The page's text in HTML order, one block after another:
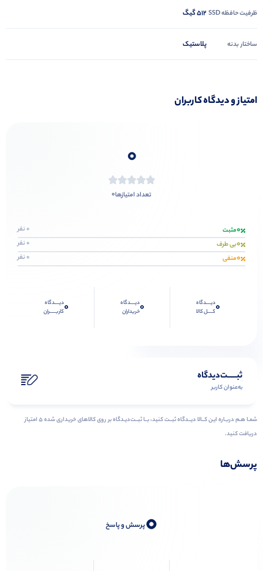
ظرفیت حافظه SSD 512 گیگ
ساختار بدنه پلاستیک
امتیاز و دیدگاه کاربران
0
تعداد امتیازها0
0مثبت 0 نفر
0بی طرف 0 نفر
0منفی 0 نفر
0دیــــدگاه
کــــل کالا
0دیــــدگاه
خریداران
0دیــــدگاه
کاربـــــران
ثبـــــت‌دیدگاه
به‌عنوان کاربر
شمـا هـم دربـاره ایـن کــالا دیــدگاه ثبــت کنید، بــا ثبــت‌دیـدگاه بر روی کالاهای خریداری شده ۵ امتیاز
دریافت کنید.
پرسش‌ها
0پرسش و پاسخ